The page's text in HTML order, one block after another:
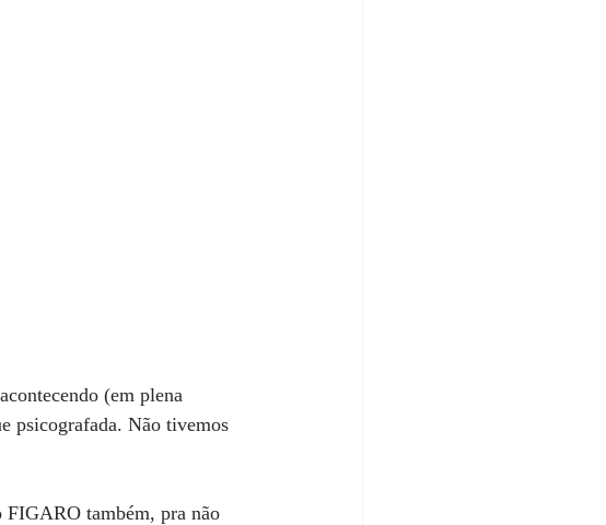
(em plena
psicografada. Não tivemos
FIGARO também, pra não